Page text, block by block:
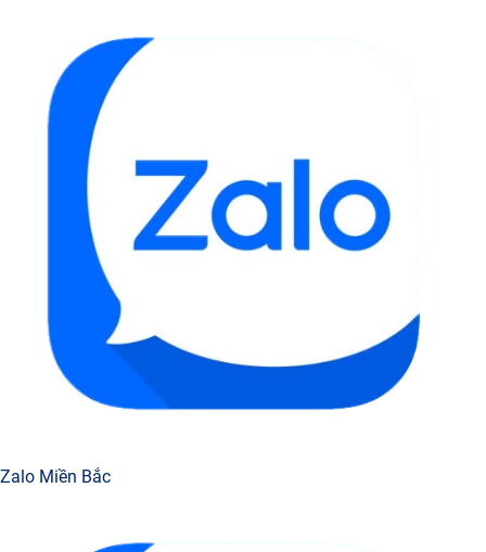
Zalo Miền Bắc